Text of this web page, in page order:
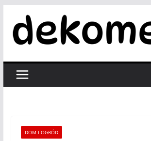
treści
DOM I OGRÓD